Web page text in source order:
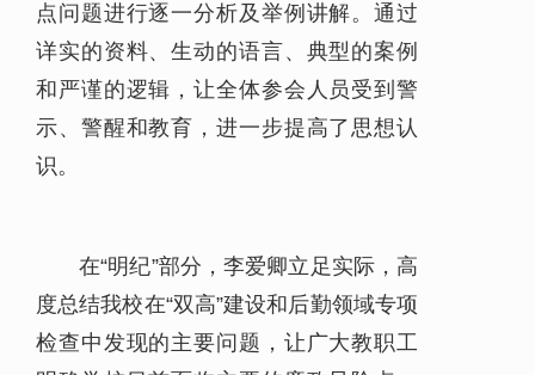
点问题进行逐一分析及举例讲解。通过
详实的资料、生动的语言、典型的案例
和严谨的逻辑，让全体参会人员受到警
示、警醒和教育，进一步提高了思想认
识。
在“明纪”部分，李爱卿立足实际，高
度总结我校在“双高”建设和后勤领域专项
检查中发现的主要问题，让广大教职工